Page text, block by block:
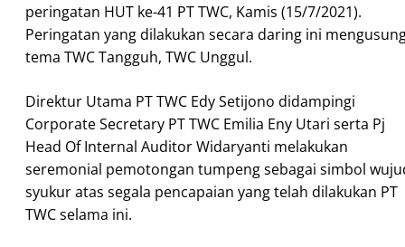
peringatan HUT ke-41 PT TWC, Kamis (15/7/2021).
Peringatan yang dilakukan secara daring ini
tema TWC Tangguh, TWC Unggul.
Direktur Utama PT TWC Edy Setijono didampingi
Corporate Secretary PT TWC Emilia Eny Utari serta Pj
Head Of Internal Auditor Widaryanti melakukan
seremonial pemotongan tumpeng sebagai simbol
syukur atas segala pencapaian yang telah dilakukan PT
TWC selama ini.